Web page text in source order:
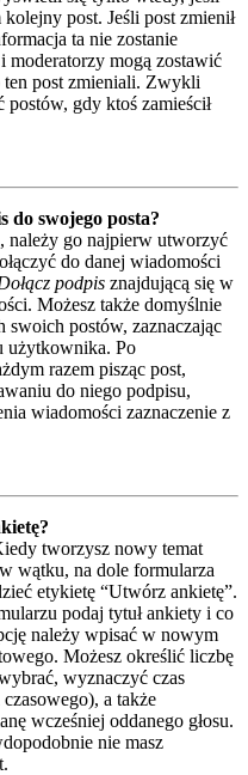
post. Jeśli post zmienił
ta nie zostanie
mogą zostawić
ten post zmieniali. Zwykli
gdy ktoś zamieścił
do swojego posta?
należy go najpierw utworzyć
do danej wiadomości
podpis znajdującą się w
Możesz także domyślnie
swoich postów, zaznaczając
użytkownika. Po
razem pisząc post,
do niego podpisu,
wiadomości zaznaczenie z
tworzysz nowy temat
wątku, na dole formularza
etykietę “Utwórz ankietę”.
podaj tytuł ankiety i co
należy wpisać w nowym
Możesz określić liczbę
wyznaczyć czas
a także
wcześniej oddanego głosu.
nie masz